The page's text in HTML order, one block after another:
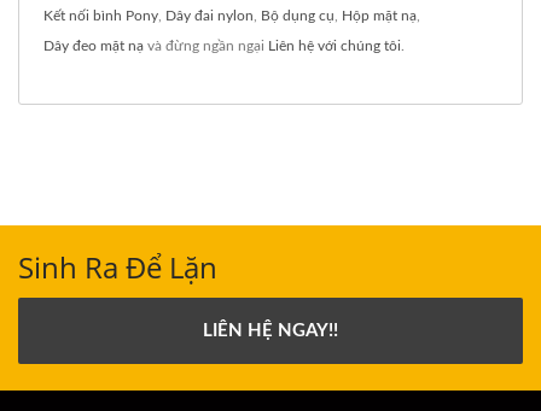
Kết nối bình Pony Dây đai nylon Bộ dụng cụ Hộp mặt nạ
Dây đeo mặt nạ và đừng ngần ngại Liên hệ với chúng tôi
Sinh Ra Để Lặn
LIÊN HỆ NGAY!!